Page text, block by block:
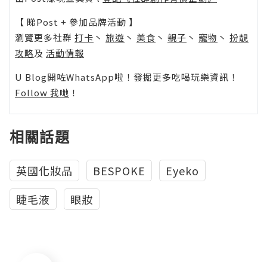
【 睇Post + 參加品牌活動 】
瀏覽更多社群 打卡 丶 旅遊 丶 美食 丶 親子 丶 寵物 丶 扮靚
攻略及 活動情報
U Blog開咗WhatsApp啦！發掘更多吃喝玩樂資訊！
Follow 我哋 ！
相關話題
英國化妝品 BESPOKE
Eyeko
睫毛液
眼妝